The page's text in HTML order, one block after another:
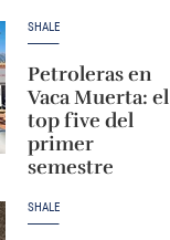
SHALE
Petroleras en
Vaca Muerta: el
top five del
primer
semestre
SHALE